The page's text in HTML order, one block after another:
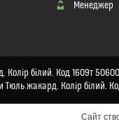
Менеджер
білий. Код 1609т
Тюль жакард. Колір
Сайт